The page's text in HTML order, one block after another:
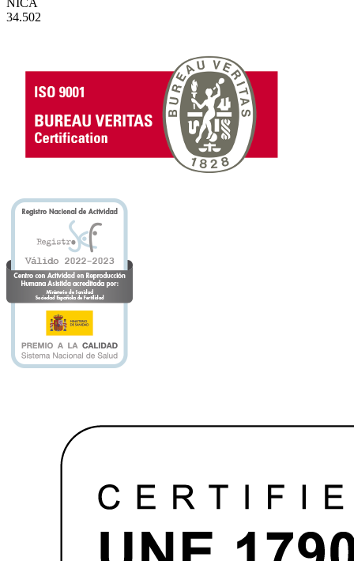
NICA
34.502